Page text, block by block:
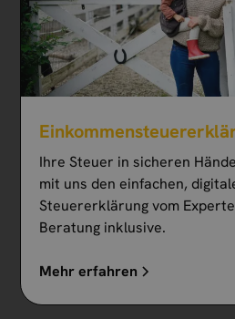
Ihre Steuer in sicheren
mit uns den einfachen,
Steuererklärung vom
Beratung inklusive.
Mehr erfahren